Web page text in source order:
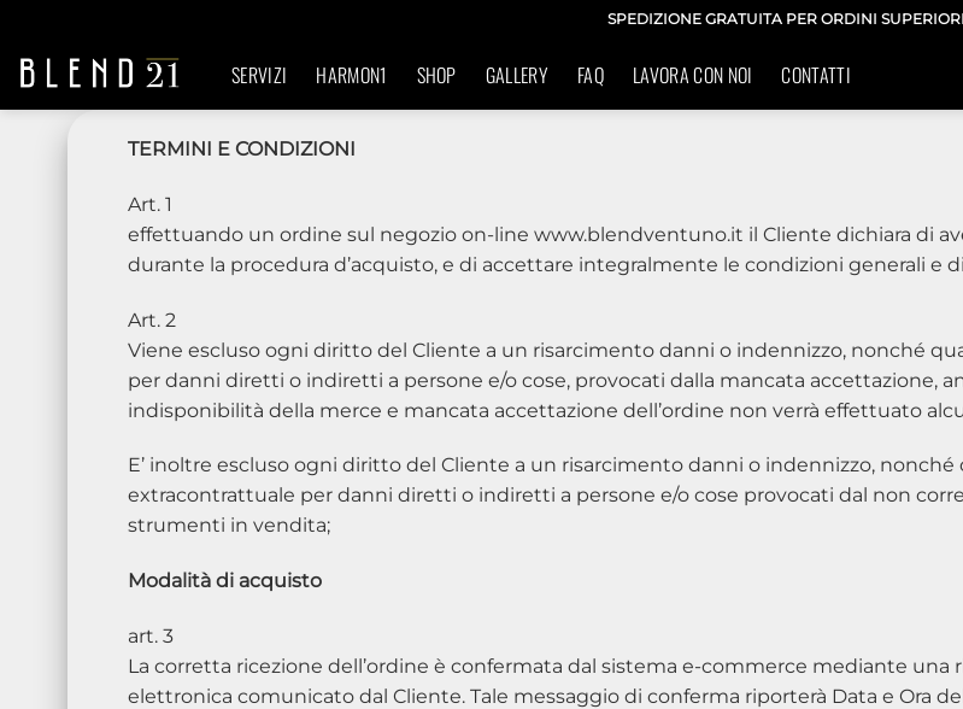
contenuti
SPEDIZIONE GRATUITA PER ORDINI
SERVIZI HARMON1 SHOP GALLERY FAQ LAVORA CON NOI CONTATTI
TERMINI E CONDIZIONI
Art. 1
effettuando un ordine sul negozio on-line www.blendventuno.it il Cliente dichiara di
durante la procedura d’acquisto, e di accettare integralmente le condizioni generali e
Art. 2
Viene escluso ogni diritto del Cliente a un risarcimento danni o indennizzo, nonché
per danni diretti o indiretti a persone e/o cose, provocati dalla mancata accettazione,
indisponibilità della merce e mancata accettazione dell’ordine non verrà effettuato
E’ inoltre escluso ogni diritto del Cliente a un risarcimento danni o indennizzo,
extracontrattuale per danni diretti o indiretti a persone e/o cose provocati dal non
strumenti in vendita;
Modalità di acquisto
art. 3
La corretta ricezione dell’ordine è confermata dal sistema e-commerce mediante una
elettronica comunicato dal Cliente. Tale messaggio di conferma riporterà Data e Ora